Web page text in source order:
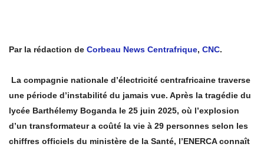
Par la rédaction de Corbeau News Centrafrique, CNC.
La compagnie nationale d’électricité centrafricaine traverse
une période d’instabilité du jamais vue. Après la tragédie du
lycée Barthélemy Boganda le 25 juin 2025, où l’explosion
d’un transformateur a coûté la vie à 29 personnes selon les
chiffres officiels du ministère de la Santé, l’ENERCA connaît